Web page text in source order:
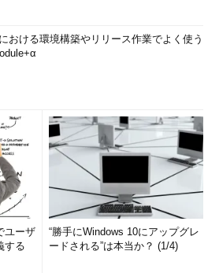
おける環境構築やリリース作業でよく使う
ユーザ
する
“勝手にWindows 10にアップグレ
ードされる”は本当か？ (1/4)